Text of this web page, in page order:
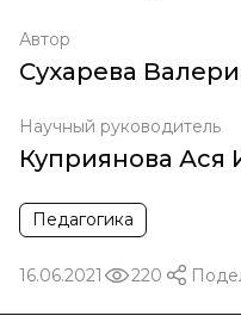
Автор
Сухарева
Научный руководитель
Куприянова Ася
Педагогика
16.06.2021 220